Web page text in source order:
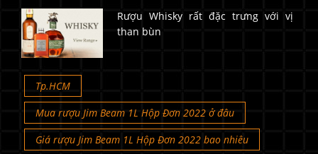
Rượu Whisky rất đặc trưng với vị
than bùn
Tp.HCM
Mua rượu Jim Beam 1L Hộp Đơn 2022 ở đâu
Giá rượu Jim Beam 1L Hộp Đơn 2022 bao nhiêu